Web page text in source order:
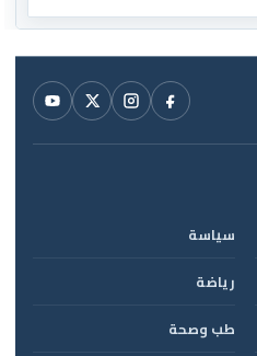
سياسة
رياضة
طب وصحة